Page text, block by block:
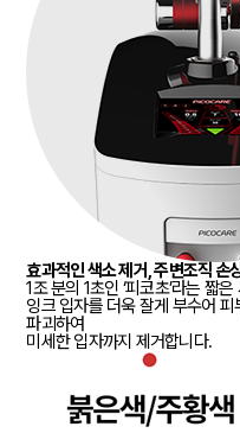
효과적인 색소 제거, 주변조직 손
1조 분의 1초인 ‘피코초’라는 짧
잉크 입자를 더욱 잘게 부수어
파괴하여
미세한 입자까지 제거합니다.